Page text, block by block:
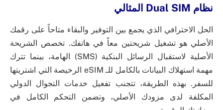
نظام Dual SIM المثالي
الحل الاحترافي الذي يجمع بين التوفير والبقاء متاحاً على رقمك
الأصلي هو تشغيل شريحتين معاً في هاتفك. تخصص الشريحة
الأصلية لاستقبال الرسائل البنكية (SMS) الهامة، بينما تترك
مهمة استهلاك البيانات بالكامل للـ eSIM الرخيصة التي اشتريتها
للسفر. بهذه الطريقة، تتجنب تفعيل خدمات التجوال الدولي
المكلفة لدى مزودك الأصلي، وتضمن التحكم الكامل في